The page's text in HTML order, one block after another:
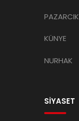
PAZARCIK
KÜNYE
NURHAK
SİYASET